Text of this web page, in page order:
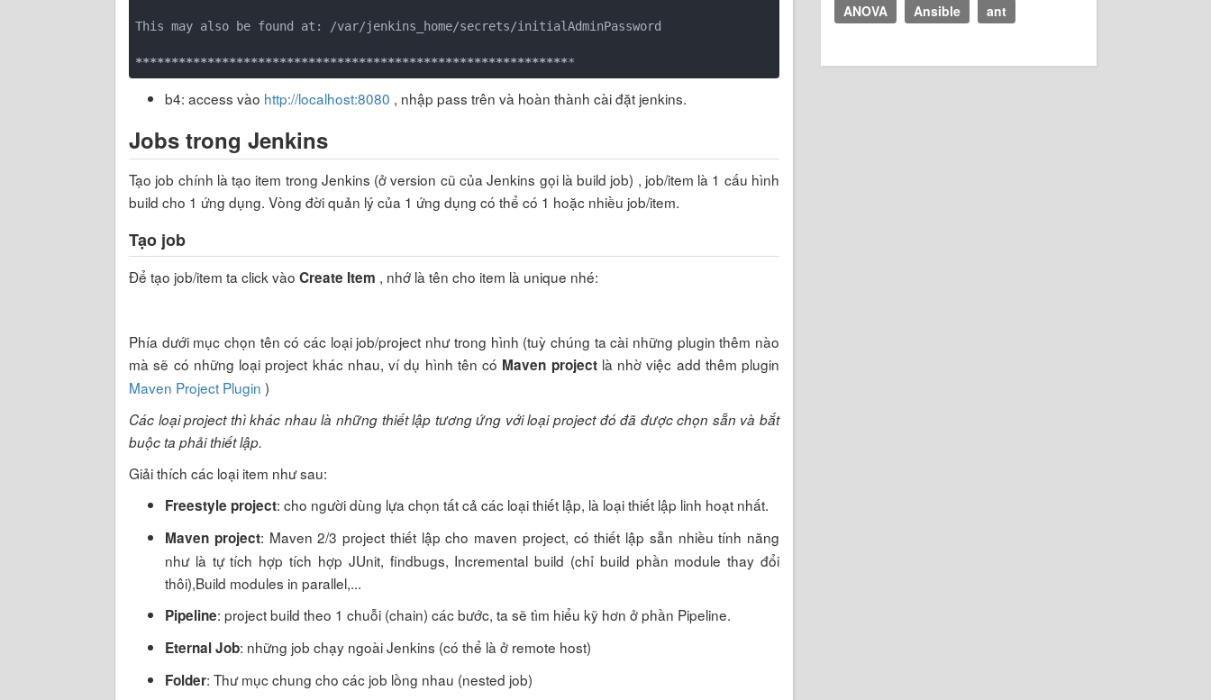
This may also be found at: /var/jenkins_home/secrets/initialAdminPassword
************************************************************
b4: access vào http://localhost:8080 , nhập pass trên và hoàn thành cài đặt jenkins.
Jobs trong Jenkins
Tạo job chính là tạo item trong Jenkins (ở version cũ của Jenkins gọi là build job) , job/item là 1 cấu hình
build cho 1 ứng dụng. Vòng đời quản lý của 1 ứng dụng có thể có 1 hoặc nhiều job/item.
Tạo job
Để tạo job/item ta click vào Create Item , nhớ là tên cho item là unique nhé:
Phía dưới mục chọn tên có các loại job/project như trong hình (tuỳ chúng ta cài những plugin thêm nào
mà sẽ có những loại project khác nhau, ví dụ hình tên có Maven projectlà nhờ việc add thêm plugin
Maven Project Plugin )
Các loại project thì khác nhau là những thiết lập tương ứng với loại project đó đã được chọn sẵn và bắt
buộc ta phải thiết lập.
Giải thích các loại item như sau:
Freestyle project: cho người dùng lựa chọn tất cả các loại thiết lập, là loại thiết lập linh hoạt nhất.
Maven project: Maven 2/3 project thiết lập cho maven project, có thiết lập sẵn nhiều tính năng
như là tự tích hợp tích hợp JUnit, findbugs, Incremental build (chỉ build phần module thay đổi
thôi),Build modules in parallel,...
Pipeline: project build theo 1 chuỗi (chain) các bước, ta sẽ tìm hiểu kỹ hơn ở phần Pipeline.
Eternal Job: những job chạy ngoài Jenkins (có thể là ở remote host)
Folder: Thư mục chung cho các job lồng nhau (nested job)
ANOVA
Ansible ant